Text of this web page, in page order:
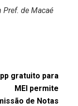
de Macaé
gratuito para
MEI permite
de Notas